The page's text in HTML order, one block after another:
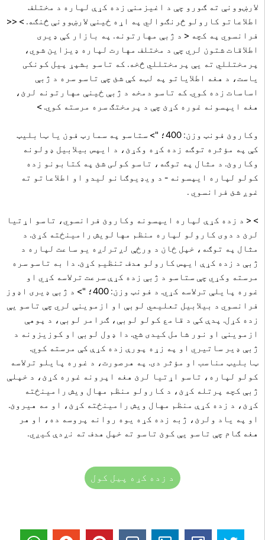
لارښوونې ته ګورو چې د اغیزمنې زده کړې لپاره د مختلف
اطلاعاتو کارولو څرنګوالي په اړه ځینې لارښوونې څنګه. > <<
فرانسوي په کچه < د ژبې مهارتونه. په بازار کې ډیری
اطلاقات شتون لري چې د مختلف مهارت لپاره ډیزاین شوي،
پرمختللي ته یې پرمختللي څخه. که تاسو بشپړ پیل کونکی
یاست، د هغه اطلایاتو په لټه کې شئ چې تاسو سره د ژبې
اساسات زده کوي. که تاسو دمخه د ژبې ځینې مهارتونه لرئ،
هغه ایپسونه غوره کړئ چې د پرمختګ سره مرسته کوي. >
وکاروئ فونټ وزن: 400؛ "> ستاسو په سمارټ فون یا ټابلیټ
کې په مؤثره توګه زده کړه وکړئ، د ایپس بیلابیل ډولونه
وکاروئ. د مثال په توګه، تاسو کولی شئ په کتابونو زده
کولو لپاره ایپسونه - د ویډیوګانو لیدو او اطلاعاتو ته
غوږ شئ فرانسوي .
> < د زده کړې لپاره ایپسونه وکاروئ فرانسوي، تاسو اړتیا
لرئ د دوی کارولو لپاره منظم مهالویش رامینځته کړئ. د
مثال په توګه، خپل ځان د ورځې لږترلږه یو ساعت لپاره د
ژبې د زده کړې ایپس کارولو هدف تنظیم کړئ. دا به تاسو سره
مرسته وکړي چې ستاسو د ژبې زده کړې سرعت ترلاسه کړي او
غوره پایلې ترلاسه کړي. د فونټ وزن: 400؛ "> د ژبې ډیری اډوز
فرانسوي د بیلابیل تعلیمي لوبې او ازموینې لري چې تاسو یې
زده کړل. پدې کې د قامع کولو لوبې، ګرامر لوبې، د پوهې
ازموینې او نور شامل کیدی شي. دا ډول لوبې او کوزیزونه د
ژبې ډیر ساتیري او په زړه پورې زده کړې کې مرسته کوي.
ټابلیټ مناسب او مؤثر دی. په هرصورت، د غوره پایلو ترلاسه
کولو لپاره، تاسو اړتیا لرئ هغه اپرونه غوره کړئ، د خپلې
ژبې کچه پرتله کړئ، د کارولو منظم مهال ویش رامینځته
کړئ، د زده کړې منظم مهال ویش رامینځته کړئ، او مه هیروئ.
او په یاد ولرئ، ژبه زده کړه یوه روانه پروسه ده، او هر
هغه ګام چې تاسو یې کوئ تاسو ته خپل هدف ته نږدې کیږي.
د زده کړه پیل کول